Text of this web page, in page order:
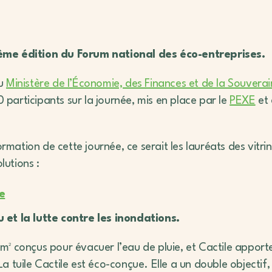
édition du Forum national des éco-entreprises.
Ministère de l’Économie, des Finances et de la
sur la journée, mis en place par le PEXE et
de cette journée, ce serait les lauréats des
:
et la lutte contre les inondations.
conçus pour évacuer l’eau de pluie, et Cactile
tuile Cactile est éco-conçue. Elle a un double objectif,